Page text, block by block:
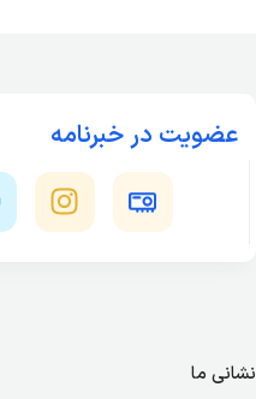
عضویت در خبرنامه
نشانی ما